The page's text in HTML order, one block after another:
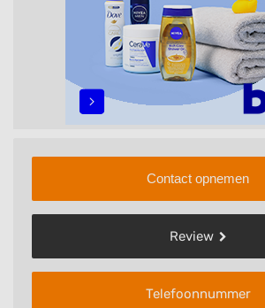
Contact opnemen
Review
Telefoonnummer